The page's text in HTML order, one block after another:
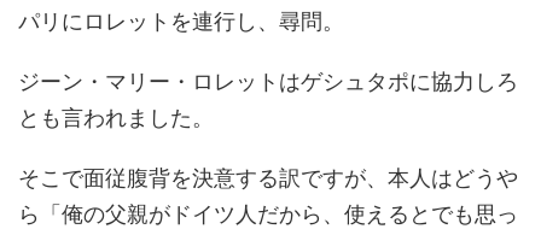
パリにロレットを連行し、尋問。
ジーン・マリー・ロレットはゲシュタポに協力しろ
とも言われました。
そこで面従腹背を決意する訳ですが、本人はどうや
ら「俺の父親がドイツ人だから、使えるとでも思っ